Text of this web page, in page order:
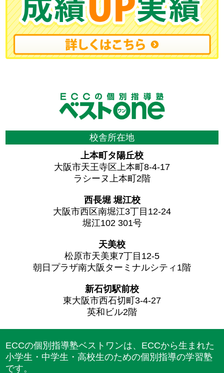
校舎所在地
上本町タ陽丘校
大阪市天王寺区上本町8-4-17
ラシーヌ上本町2階
西長堀 堀江校
大阪市西区南堀江3丁目12-24
堀江102 301号
天美校
松原市天美東7丁目12-5
朝日プラザ南大阪ターミナルシティ1階
新石切駅前校
東大阪市西石切町3-4-27
英和ビル2階
ECCの個別指導塾ベストワンは、ECCから生まれた
小学生・中学生・高校生のための個別指導の学習塾
です。